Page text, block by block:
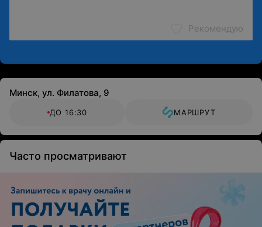
Рекомендую
Минск, ул. Филатова, 9
ДО 16:30 МАРШРУТ
Часто просматривают